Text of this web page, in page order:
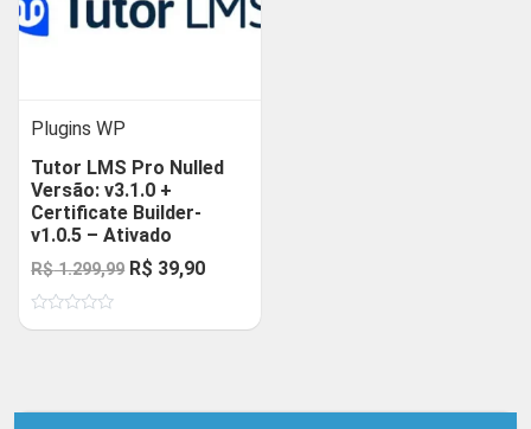
Plugins WP
Tutor LMS Pro Nulled
Versão: v3.1.0 +
Certificate Builder-
v1.0.5 – Ativado
R$1.299,99 O
original
R$ 39,90O
atual